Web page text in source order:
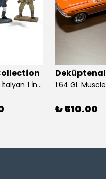
1 Çin 1 Japon 1 İtalyan 1 İngiliz Askeri (Del Prado Collection)
Deküptenal
₺ 510.00